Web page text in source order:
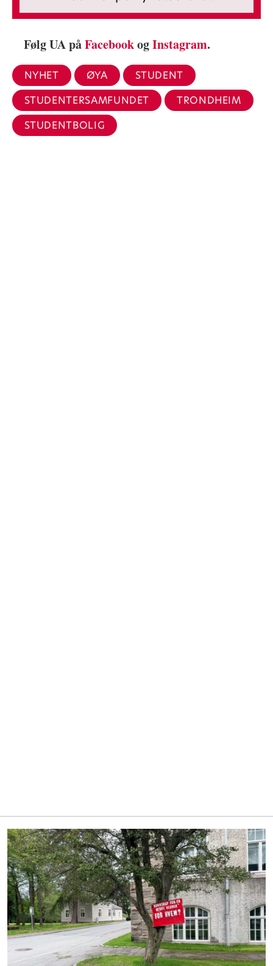
Følg UA påFacebookogInstagram.
NYHET ØYA
STUDENT
STUDENTERSAMFUNDET
TRONDHEIM
STUDENTBOLIG